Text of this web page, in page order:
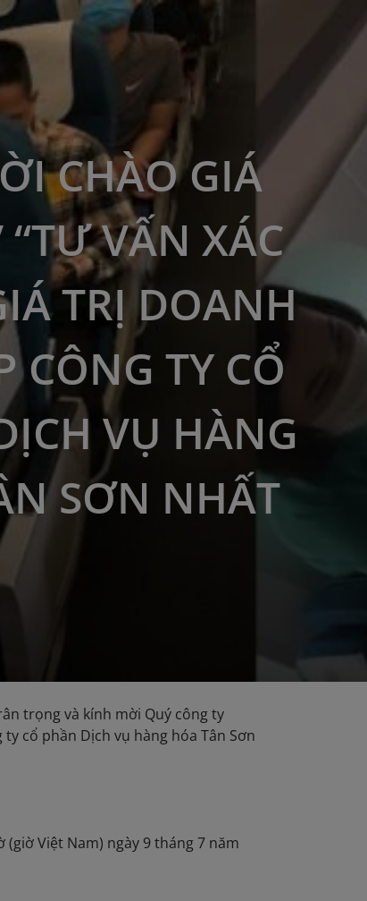
CHÀO GIÁ
VẤN XÁC
TRỊ DOANH
CÔNG TY CỔ
VỤ HÀNG
SƠN NHẤT
trọng và kính mời Quý công ty
cổ phần Dịch vụ hàng hóa Tân Sơn
Việt Nam) ngày 9 tháng 7 năm